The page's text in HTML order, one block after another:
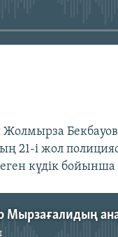
21-і жол
күдік бойынша
Мырзағалидың